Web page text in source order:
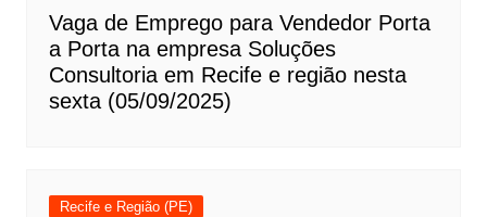
Vaga de Emprego para Vendedor Porta
a Porta na empresa Soluções
Consultoria em Recife e região nesta
sexta (05/09/2025)
Recife e Região (PE)